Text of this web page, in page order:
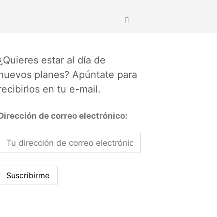
estar al día de
planes? Apúntate para
en tu e-mail.
de correo electrónico: